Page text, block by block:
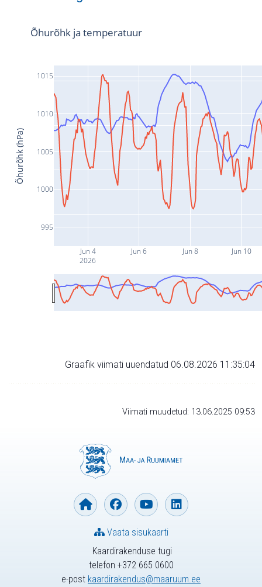
Jun 4
2026
Jun 6 Jun 8 Jun 10
995
1000
1005
1010
1015
Õhurõhk ja temperatuur
Õhurõhk (hPa)
Graafik viimati uuendatud 06.08.2026 11:35:04
Viimati muudetud: 13.06.2025 09:53
Kaardirakenduse tugi
telefon +372 665 0600
e-post kaardirakendus@maaruum.ee
Vaata sisukaarti